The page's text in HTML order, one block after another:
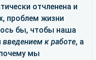
отчленена и
проблем жизни
бы, чтобы наша
введением к работе, а
мы